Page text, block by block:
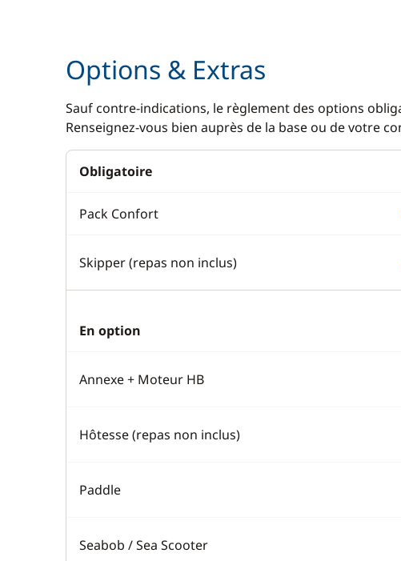
Options & Extras
Sauf contre-indications, le règlement des options
Renseignez-vous bien auprès de la base ou de votre
Obligatoire
Pack Confort
Skipper (repas non inclus)
En option
Annexe + Moteur HB
Hôtesse (repas non inclus)
Paddle
Seabob / Sea Scooter